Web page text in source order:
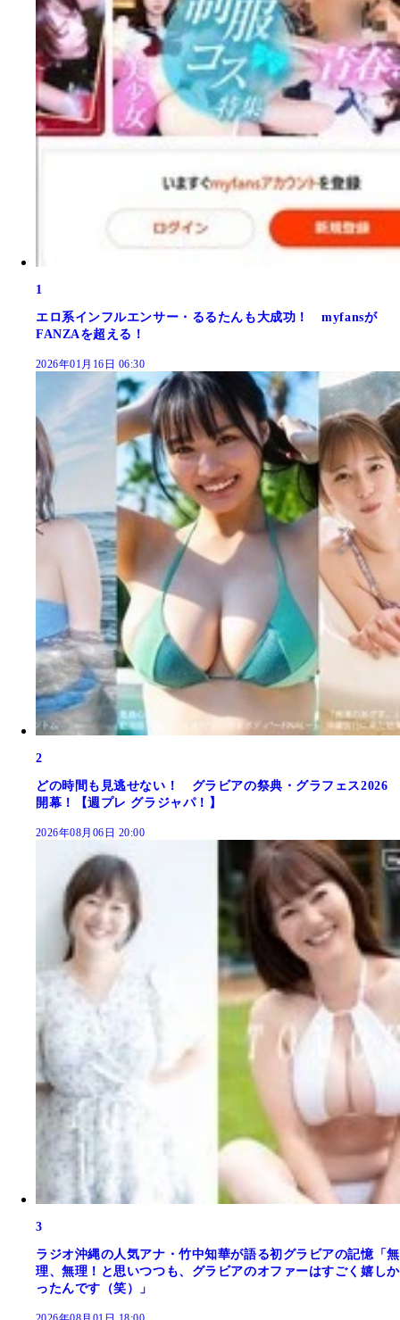
1
エロ系インフルエンサー・るるたんも大成功！ myfansが
FANZAを超える！
2026年01月16日 06:30
2
どの時間も見逃せない！ グラビアの祭典・グラフェス2026
開幕！【週プレ グラジャパ！】
2026年08月06日 20:00
3
ラジオ沖縄の人気アナ・竹中知華が語る初グラビアの記憶「無
理、無理！と思いつつも、グラビアのオファーはすごく嬉しか
ったんです（笑）」